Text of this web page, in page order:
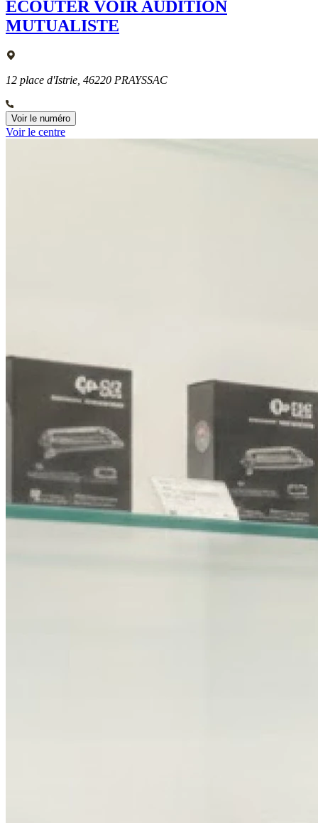
ÉCOUTER VOIR AUDITION
MUTUALISTE
12 place d'Istrie, 46220 PRAYSSAC
Voir le numéro
Voir le centre